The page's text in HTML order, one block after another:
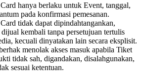
hanya berlaku untuk Event, tanggal,
pada konfirmasi pemesanan.
tidak dapat dipindahtangankan,
kembali tanpa persetujuan tertulis
kecuali dinyatakan lain secara eksplisit.
menolak akses masuk apabila Tiket
tidak sah, digandakan, disalahgunakan,
sesuai ketentuan.